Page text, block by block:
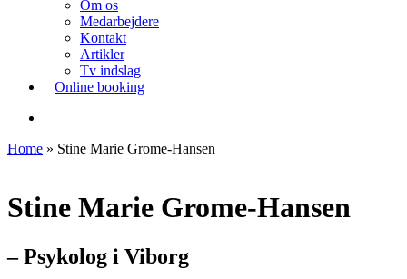
Om os
Medarbejdere
Kontakt
Artikler
Tv indslag
Online booking
Home » Stine Marie Grome-Hansen
Stine Marie Grome-Hansen
– Psykolog i Viborg